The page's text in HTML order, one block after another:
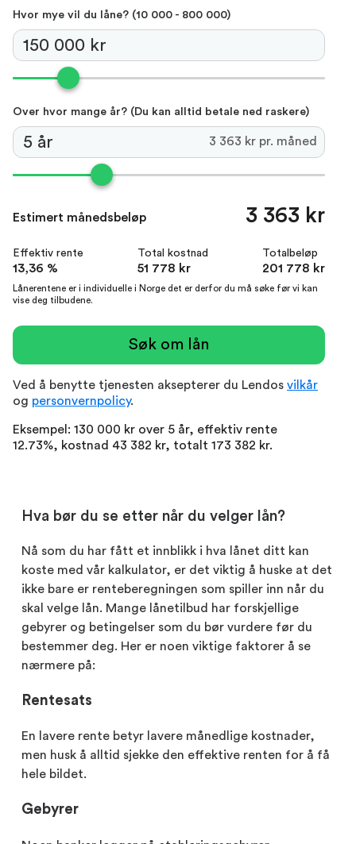
Hvor mye vil du låne? (‍10 000 - 800 000)
Over hvor mange år? (Du kan alltid betale ned raskere)
3 363 kr pr. måned
Estimert månedsbeløp 3 363 kr
Effektiv rente
13,36 %
Total kostnad
51 778 kr
Totalbeløp
201 778 kr
Lånerentene er i individuelle i Norge det er derfor du må søke før vi kan
vise deg tilbudene.
Søk om lån
Ved å benytte tjenesten aksepterer du Lendos vilkår
og personvernpolicy.
Eksempel: 130 000 kr over 5 år, effektiv rente
12.73%, kostnad 43 382 kr, totalt 173 382 kr.
Hva bør du se etter når du velger lån?
Nå som du har fått et innblikk i hva lånet ditt kan
koste med vår kalkulator, er det viktig å huske at det
ikke bare er renteberegningen som spiller inn når du
skal velge lån. Mange lånetilbud har forskjellige
gebyrer og betingelser som du bør vurdere før du
bestemmer deg. Her er noen viktige faktorer å se
nærmere på:
Rentesats
En lavere rente betyr lavere månedlige kostnader,
men husk å alltid sjekke den effektive renten for å få
hele bildet.
Gebyrer